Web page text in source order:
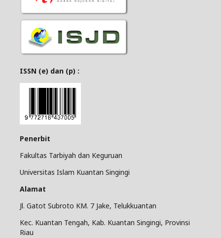
ISSN (e) dan (p) :
Penerbit
Fakultas Tarbiyah dan Keguruan
Universitas Islam Kuantan Singingi
Alamat
Jl. Gatot Subroto KM. 7 Jake, Telukkuantan
Kec. Kuantan Tengah, Kab. Kuantan Singingi, Provinsi
Riau